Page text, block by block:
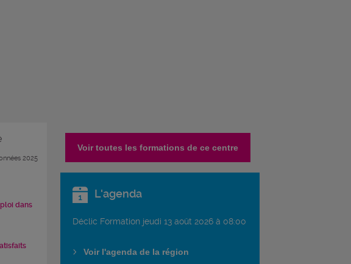
2025
dans
Voir toutes les formations de ce centre
L'agenda
Déclic Formation jeudi 13 août 2026 à 08:00
Voir l'agenda de la région